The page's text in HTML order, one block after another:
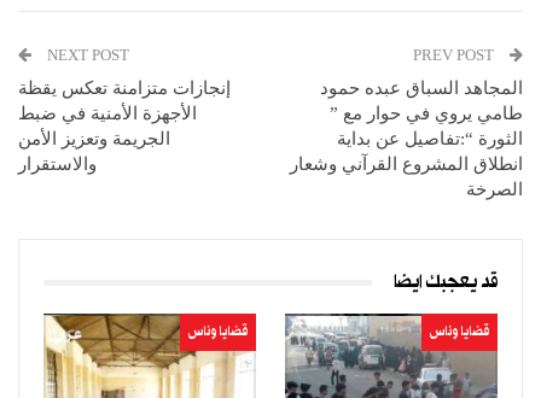
المجاهد السباق عبده حمود
طامي يروي في حوار مع ”
الثورة “:تفاصيل عن بداية
انطلاق المشروع القرآني وشعار
الصرخة
NEXT POST
إنجازات متزامنة تعكس يقظة
الأجهزة الأمنية في ضبط
الجريمة وتعزيز الأمن
والاستقرار
قد يعجبك ايضا
قضايا وناس قضايا وناس